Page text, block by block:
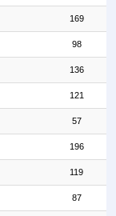
169
98
136
121
57
196
119
87